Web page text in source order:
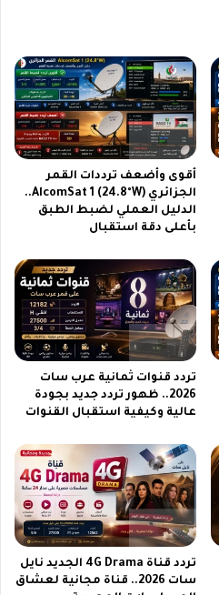
أقوى وأضعف ترددات القمر
الجزائري AlcomSat 1 (24.8°W)..
الدليل العملي لضبط الطبق
بأعلى دقة استقبال
تردد قنوات ثمانية عرب سات
2026.. ظهور تردد جديد بجودة
عالية وكيفية استقبال القنوات
تردد قناة 4G Drama الجديد نايل
سات 2026.. قناة مجانية لعشاق